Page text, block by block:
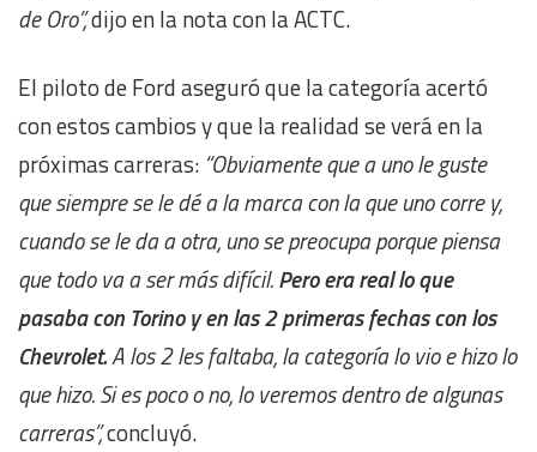
de Oro”,dijo en la nota con la ACTC.
El piloto de Ford aseguró que la categoría acertó
con estos cambios y que la realidad se verá en la
próximas carreras: “Obviamente que a uno le guste
que siempre se le dé a la marca con la que uno corre y,
cuando se le da a otra, uno se preocupa porque piensa
que todo va a ser más difícil.Pero era real lo que
pasaba con Torino y en las 2 primeras fechas con los
Chevrolet.A los 2 les faltaba, la categoría lo vio e hizo lo
que hizo. Si es poco o no, lo veremos dentro de algunas
carreras”,concluyó.